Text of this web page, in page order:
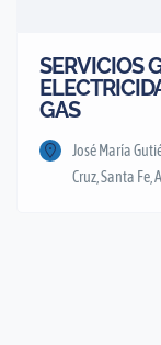
SERVICIOS
GAS
José María
Cruz, Santa Fe,